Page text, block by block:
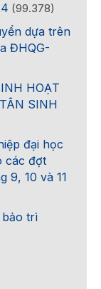
(99.378)
dựa trên
ĐHQG-
HOẠT
SINH
đại học
các đợt
9, 10 và 11
bảo trì